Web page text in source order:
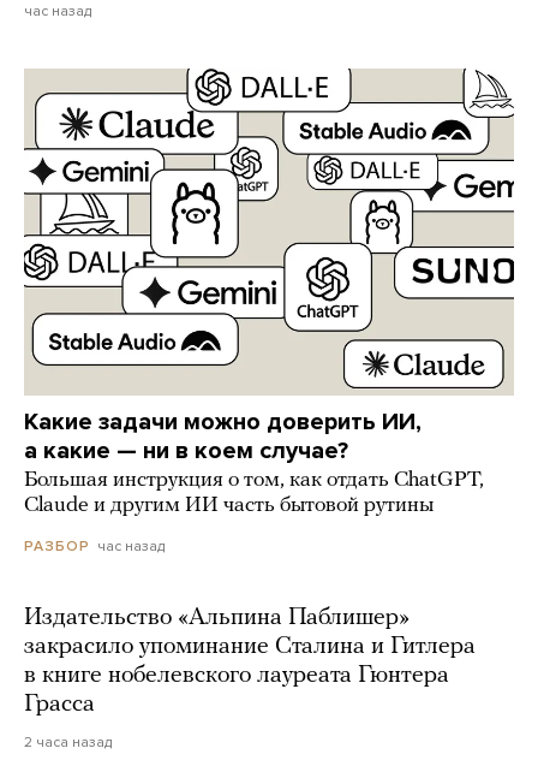
час назад
Какие задачи можно доверить ИИ,
а какие — ни в коем случае?
Большая инструкция о том, как отдать ChatGPT,
Claude и другим ИИ часть бытовой рутины
РАЗБОР час назад
Издательство «Альпина Паблишер»
закрасило упоминание Сталина и Гитлера
в книге нобелевского лауреата Гюнтера
Грасса
2 часа назад